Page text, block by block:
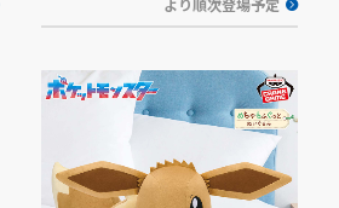
より順次登場予定